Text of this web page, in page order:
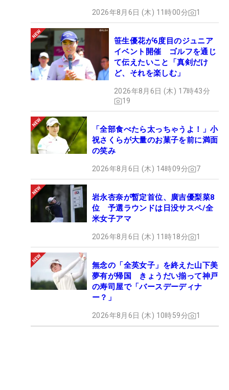
2026年8月6日 (木) 11時00分 1
笹生優花が6度目のジュニア
イベント開催 ゴルフを通じ
て伝えたいこと「真剣だけ
ど、それを楽しむ」
2026年8月6日 (木) 17時43分
19
「全部食べたら太っちゃうよ！」小
祝さくらが大量のお菓子を前に満面
の笑み
2026年8月6日 (木) 14時09分 7
岩永杏奈が暫定首位、廣吉優梨菜8
位 予選ラウンドは日没サスペ/全
米女子アマ
2026年8月6日 (木) 11時18分 1
無念の「全英女子」を終えた山下美
夢有が帰国 きょうだい揃って神戸
の寿司屋で「バースデーディナ
ー？」
2026年8月6日 (木) 10時59分 1